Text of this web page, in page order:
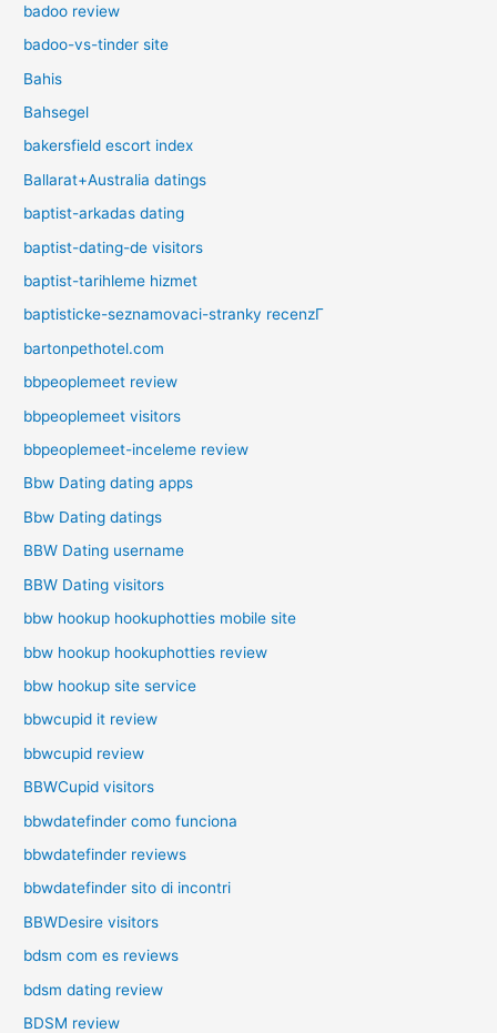
badoo review
badoo-vs-tinder site
Bahis
Bahsegel
bakersfield escort index
Ballarat+Australia datings
baptist-arkadas dating
baptist-dating-de visitors
baptist-tarihleme hizmet
baptisticke-seznamovaci-stranky recenzГ­
bartonpethotel.com
bbpeoplemeet review
bbpeoplemeet visitors
bbpeoplemeet-inceleme review
Bbw Dating dating apps
Bbw Dating datings
BBW Dating username
BBW Dating visitors
bbw hookup hookuphotties mobile site
bbw hookup hookuphotties review
bbw hookup site service
bbwcupid it review
bbwcupid review
BBWCupid visitors
bbwdatefinder como funciona
bbwdatefinder reviews
bbwdatefinder sito di incontri
BBWDesire visitors
bdsm com es reviews
bdsm dating review
BDSM review